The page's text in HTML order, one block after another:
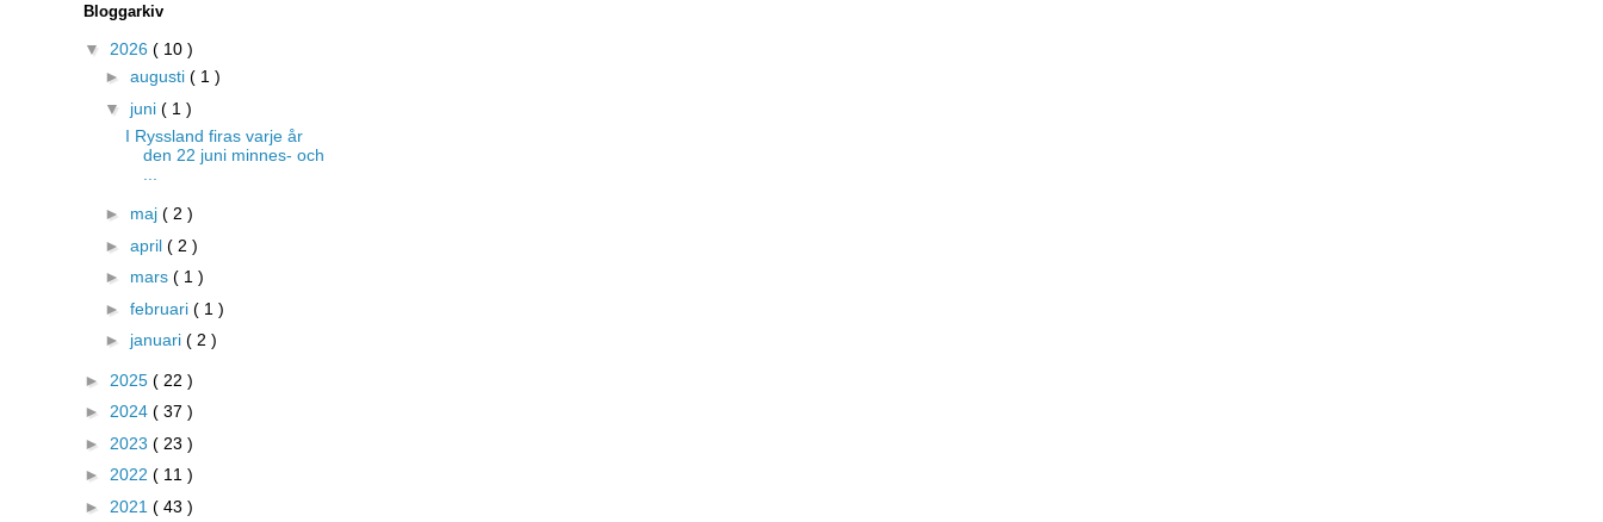
Bloggarkiv
▼ 2026 ( 10 )
► augusti ( 1 )
▼ juni ( 1 )
I Ryssland firas varje år
den 22 juni minnes- och
► maj ( 2 )
► april ( 2 )
► mars ( 1 )
► februari ( 1 )
► januari ( 2 )
► 2025 ( 22 )
► 2024 ( 37 )
► 2023 ( 23 )
► 2022 ( 11 )
► 2021 ( 43 )